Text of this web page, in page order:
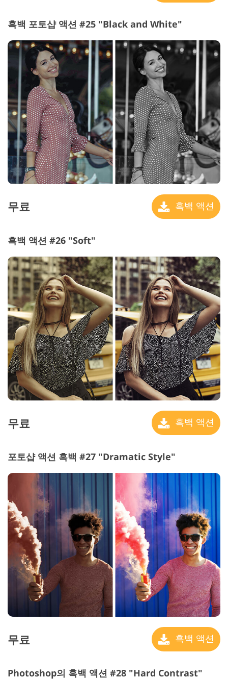
흑백 포토샵 액션 #25 "Black and White"
무료 흑백 액션
흑백 액션 #26 "Soft"
무료 흑백 액션
포토샵 액션 흑백 #27 "Dramatic Style"
무료 흑백 액션
Photoshop의 흑백 액션 #28 "Hard Contrast"